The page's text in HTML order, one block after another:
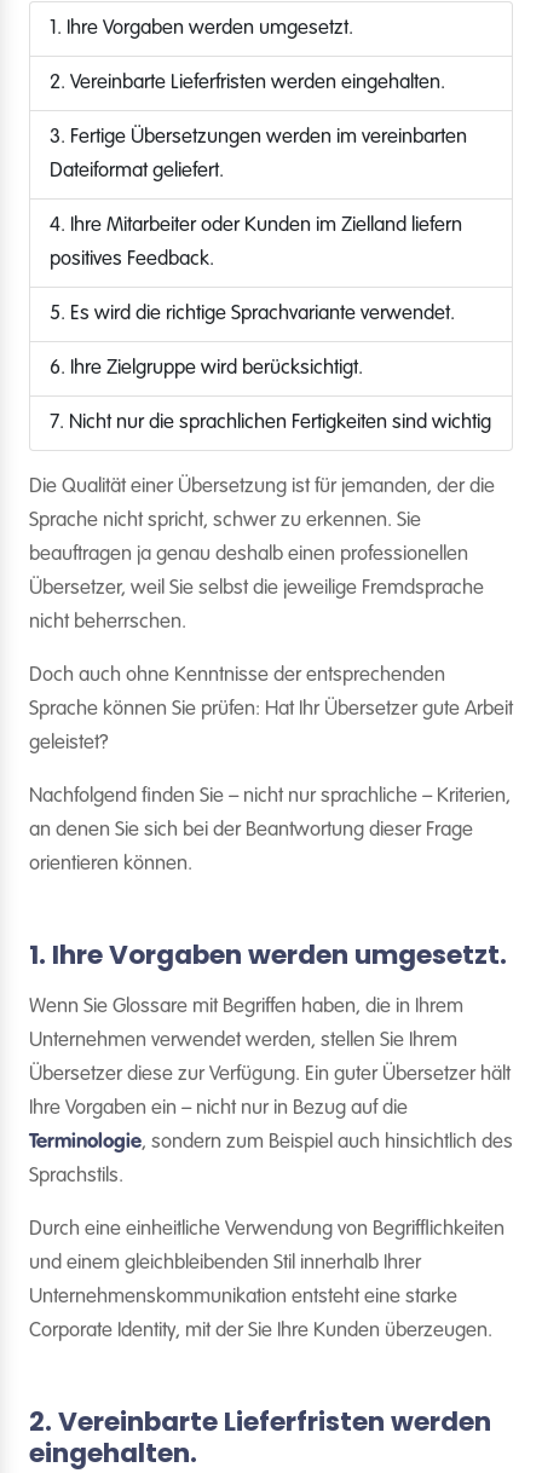
1. Ihre Vorgaben werden umgesetzt.
2. Vereinbarte Lieferfristen werden eingehalten.
3. Fertige Übersetzungen werden im vereinbarten
Dateiformat geliefert.
4. Ihre Mitarbeiter oder Kunden im Zielland liefern
positives Feedback.
5. Es wird die richtige Sprachvariante verwendet.
6. Ihre Zielgruppe wird berücksichtigt.
7. Nicht nur die sprachlichen Fertigkeiten sind wichtig
Die Qualität einer Übersetzung ist für jemanden, der die
Sprache nicht spricht, schwer zu erkennen. Sie
beauftragen ja genau deshalb einen professionellen
Übersetzer, weil Sie selbst die jeweilige Fremdsprache
nicht beherrschen.
Doch auch ohne Kenntnisse der entsprechenden
Sprache können Sie prüfen: Hat Ihr Übersetzer gute Arbeit
geleistet?
Nachfolgend finden Sie – nicht nur sprachliche – Kriterien,
an denen Sie sich bei der Beantwortung dieser Frage
orientieren können.
1. Ihre Vorgaben werden umgesetzt.
Wenn Sie Glossare mit Begriffen haben, die in Ihrem
Unternehmen verwendet werden, stellen Sie Ihrem
Übersetzer diese zur Verfügung. Ein guter Übersetzer hält
Ihre Vorgaben ein – nicht nur in Bezug auf die
Terminologie, sondern zum Beispiel auch hinsichtlich des
Sprachstils.
Durch eine einheitliche Verwendung von Begrifflichkeiten
und einem gleichbleibenden Stil innerhalb Ihrer
Unternehmenskommunikation entsteht eine starke
Corporate Identity, mit der Sie Ihre Kunden überzeugen.
2. Vereinbarte Lieferfristen werden
eingehalten.